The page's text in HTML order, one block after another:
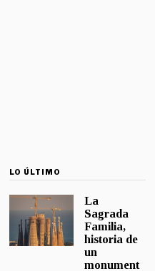
LO ÚLTIMO
La
Sagrada
Familia,
historia de
un
monument